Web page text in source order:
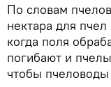
По словам
нектара для
когда поля
погибают и
чтобы